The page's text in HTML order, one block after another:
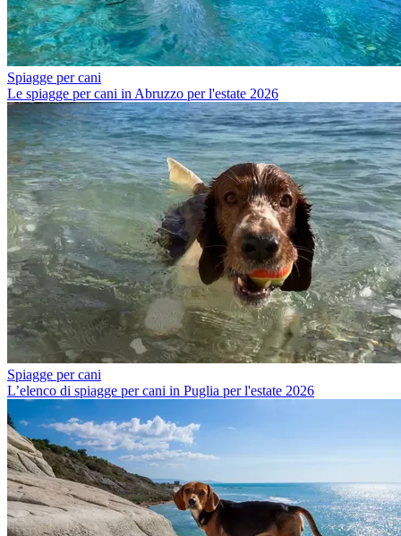
Spiagge per cani
Le spiagge per cani in Abruzzo per l'estate 2026
Spiagge per cani
L’elenco di spiagge per cani in Puglia per l'estate 2026